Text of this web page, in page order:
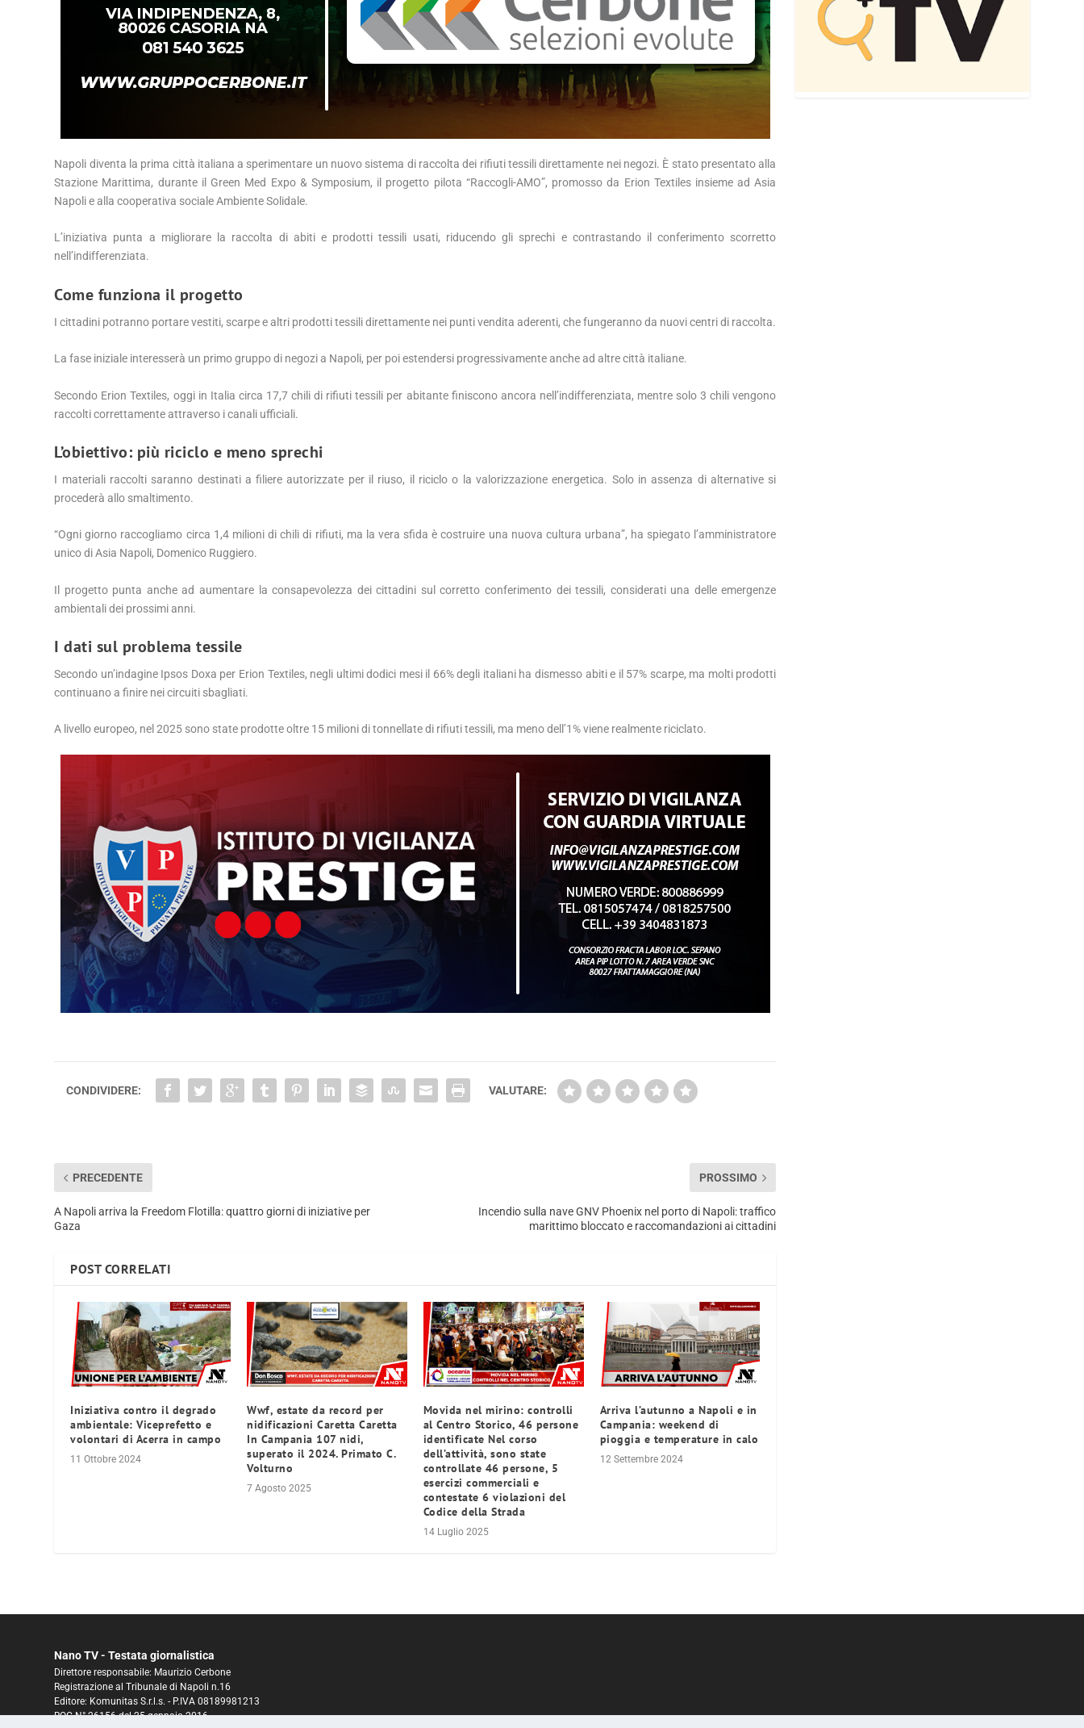
Napoli diventa la prima città italiana a sperimentare un nuovo sistema di raccolta dei rifiuti tessili direttamente nei negozi. È stato presentato alla
Stazione Marittima, durante il Green Med Expo & Symposium, il progetto pilota “Raccogli-AMO”, promosso da Erion Textiles insieme ad Asia
Napoli e alla cooperativa sociale Ambiente Solidale.
L’iniziativa punta a migliorare la raccolta di abiti e prodotti tessili usati, riducendo gli sprechi e contrastando il conferimento scorretto
nell’indifferenziata.
Come funziona il progetto
I cittadini potranno portare vestiti, scarpe e altri prodotti tessili direttamente nei punti vendita aderenti, che fungeranno da nuovi centri di raccolta.
La fase iniziale interesserà un primo gruppo di negozi a Napoli, per poi estendersi progressivamente anche ad altre città italiane.
Secondo Erion Textiles, oggi in Italia circa 17,7 chili di rifiuti tessili per abitante finiscono ancora nell’indifferenziata, mentre solo 3 chili vengono
raccolti correttamente attraverso i canali ufficiali.
L’obiettivo: più riciclo e meno sprechi
I materiali raccolti saranno destinati a filiere autorizzate per il riuso, il riciclo o la valorizzazione energetica. Solo in assenza di alternative si
procederà allo smaltimento.
“Ogni giorno raccogliamo circa 1,4 milioni di chili di rifiuti, ma la vera sfida è costruire una nuova cultura urbana”, ha spiegato l’amministratore
unico di Asia Napoli, Domenico Ruggiero.
Il progetto punta anche ad aumentare la consapevolezza dei cittadini sul corretto conferimento dei tessili, considerati una delle emergenze
ambientali dei prossimi anni.
I dati sul problema tessile
Secondo un’indagine Ipsos Doxa per Erion Textiles, negli ultimi dodici mesi il 66% degli italiani ha dismesso abiti e il 57% scarpe, ma molti prodotti
continuano a finire nei circuiti sbagliati.
A livello europeo, nel 2025 sono state prodotte oltre 15 milioni di tonnellate di rifiuti tessili, ma meno dell’1% viene realmente riciclato.
CONDIVIDERE: VALUTARE:
PRECEDENTE
A Napoli arriva la Freedom Flotilla: quattro giorni di iniziative per
Gaza
PROSSIMO
Incendio sulla nave GNV Phoenix nel porto di Napoli: traffico
marittimo bloccato e raccomandazioni ai cittadini
POST CORRELATI
Iniziativa contro il degrado
ambientale: Viceprefetto e
volontari di Acerra in campo
11 Ottobre 2024
Wwf, estate da record per
nidificazioni Caretta Caretta
In Campania 107 nidi,
superato il 2024. Primato C.
Volturno
7 Agosto 2025
Movida nel mirino: controlli
al Centro Storico, 46 persone
identificate Nel corso
dell’attività, sono state
controllate 46 persone, 5
esercizi commerciali e
contestate 6 violazioni del
Codice della Strada
14 Luglio 2025
Arriva l’autunno a Napoli e in
Campania: weekend di
pioggia e temperature in calo
12 Settembre 2024
Nano TV - Testata giornalistica
Direttore responsabile: Maurizio Cerbone
Registrazione al Tribunale di Napoli n.16
Editore: Komunitas S.r.l.s. - P.IVA 08189981213
ROC N° 26156 del 25 gennaio 2016